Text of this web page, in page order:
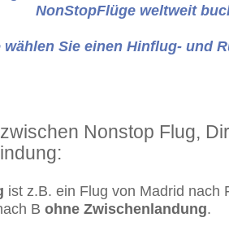
NonStopFlüge weltweit
wählen Sie einen Hinflug- und
Nonstop Flug,
ist z.B. ein Flug von Madrid nach
B ohne Zwischenlandung.